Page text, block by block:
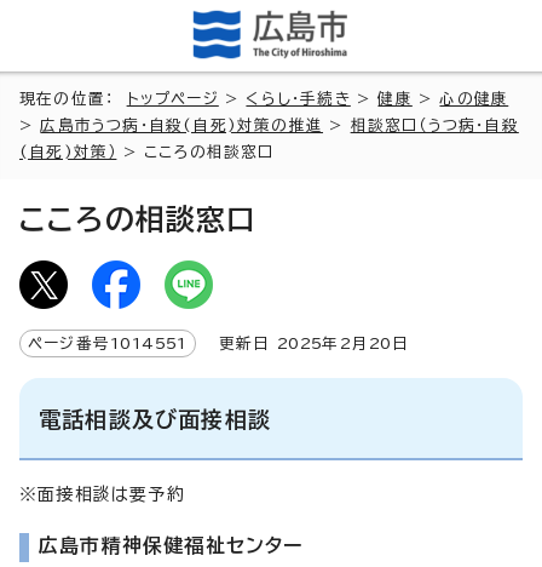
現在の位置： トップページ > くらし・手続き >健康 > 心の健康
>広島市うつ病・自殺(自死)対策の推進 > 相談窓口（うつ病・自殺
(自死)対策）
> こころの相談窓口
こころの相談窓口
ページ番号 1014551 更新日 2025年2月 20 日
電話相談及び面接相談
※面接相談は要予約
広島市精神保健福祉センター